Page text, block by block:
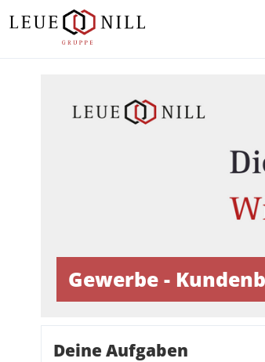
Gewerbe -
Deine Aufgaben